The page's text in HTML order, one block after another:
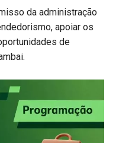
da administração
apoiar os
de